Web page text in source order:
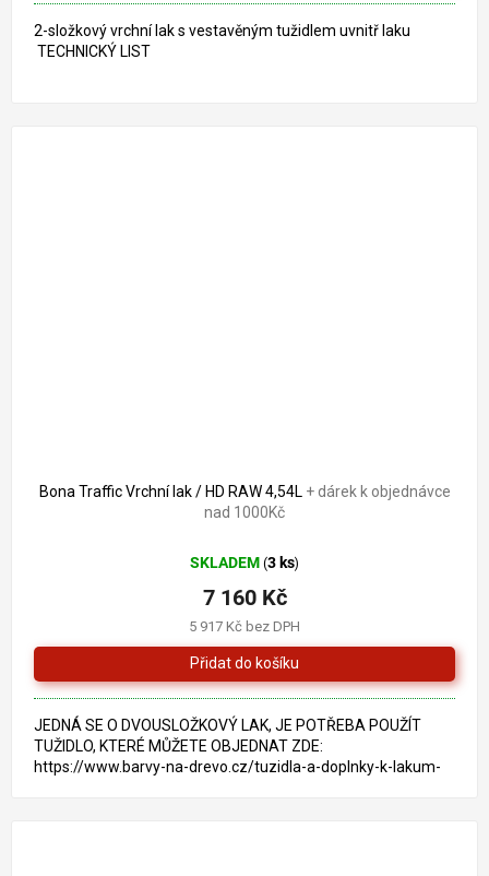
2-složkový vrchní lak s vestavěným tužidlem uvnitř laku
TECHNICKÝ LIST
Bona Traffic Vrchní lak / HD RAW 4,54L + dárek k objednávce
nad 1000Kč
SKLADEM (3 ks)
5 917 Kč bez DPH
7 160 Kč
JEDNÁ SE O DVOUSLOŽKOVÝ LAK, JE POTŘEBA POUŽÍT
TUŽIDLO, KTERÉ MŮŽETE OBJEDNAT ZDE:
https://www.barvy-na-drevo.cz/tuzidla-a-doplnky-k-lakum-